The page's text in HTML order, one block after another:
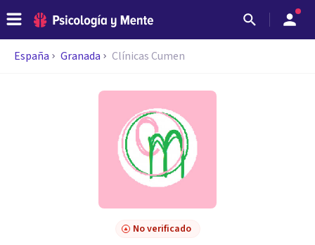
España Granada Clínicas Cumen
No verificado